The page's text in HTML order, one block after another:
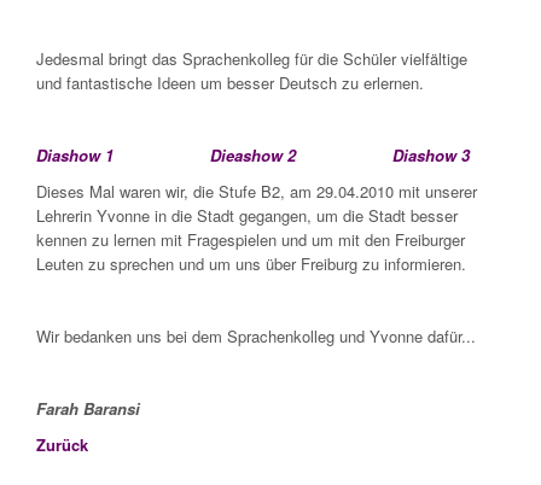
Jedesmal bringt das Sprachenkolleg für die Schüler vielfältige
und fantastische Ideen um besser Deutsch zu erlernen.
Diashow 1 Dieashow 2
Diashow 3
Dieses Mal waren wir, die Stufe B2, am 29.04.2010 mit unserer
Lehrerin Yvonne in die Stadt gegangen, um die Stadt besser
kennen zu lernen mit Fragespielen und um mit den Freiburger
Leuten zu sprechen und um uns über Freiburg zu informieren.
Wir bedanken uns bei dem Sprachenkolleg und Yvonne dafür...
Farah Baransi
Zurück